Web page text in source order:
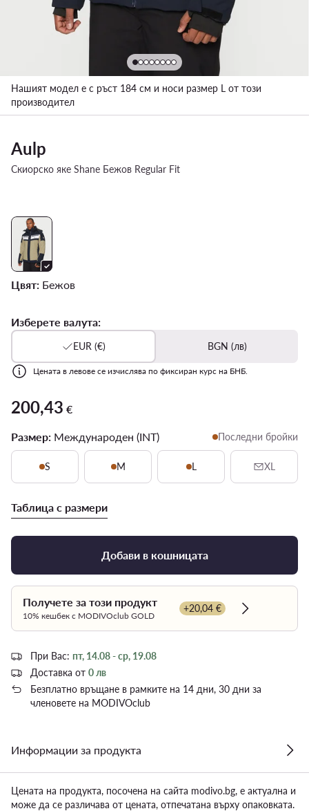
Нашият модел е с ръст 184 см и носи размер L от този
производител
Aulp
Скиорско яке Shane Бежов Regular Fit
Цвят: Бежов
Изберете валута:
EUR (€) BGN (лв)
Цената в левове се изчислява по фиксиран курс на БНБ.
200,43 €
200,43 €
Размер: Международен (INT) Последни бройки
S M L XL
Таблица с размери
Добави в кошницата
Получете за този продукт
10% кешбек с MODIVOclub GOLD
+20,04 €
Dowiedz się
При Вас: пт, 14.08 - ср, 19.08
Доставка от 0 лв
Безплатно връщане в рамките на 14 дни, 30 дни за
членовете на MODIVOclub
Информации за продукта
Цената на продукта, посочена на сайта modivo.bg, е актуална и
може да се различава от цената, отпечатана върху опаковката.